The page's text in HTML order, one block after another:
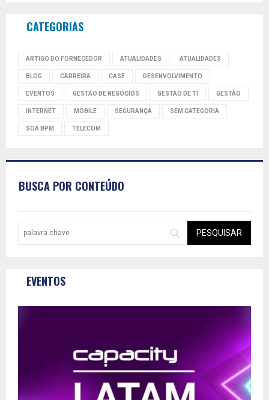
CATEGORIAS
ARTIGO DO FORNECEDOR ATUALIDADES ATUALIDADES
BLOG CARREIRA CASE DESENVOLVIMENTO
EVENTOS GESTAO DE NEGOCIOS GESTAO DE TI GESTÃO
INTERNET MOBILE SEGURANÇA SEM CATEGORIA
SOA BPM TELECOM
BUSCA POR CONTEÚDO
EVENTOS